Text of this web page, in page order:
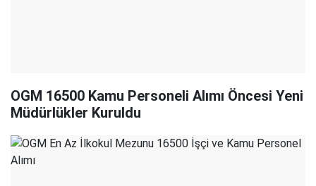
OGM 16500 Kamu Personeli Alımı Öncesi Yeni
Müdürlükler Kuruldu